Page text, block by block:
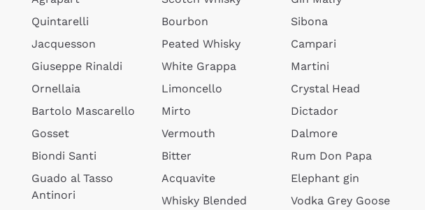
Quintarelli
Jacquesson
Giuseppe Rinaldi
Ornellaia
Bartolo Mascarello
Gosset
Biondi Santi
Guado al Tasso
Antinori
Bourbon
Peated Whisky
White Grappa
Limoncello
Mirto
Vermouth
Bitter
Acquavite
Whisky Blended
Sibona
Campari
Martini
Crystal Head
Dictador
Dalmore
Rum Don Papa
Elephant gin
Vodka Grey Goose